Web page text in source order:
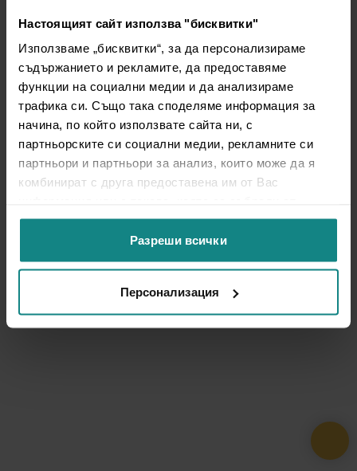
Настоящият сайт използва "бисквитки"
Използваме „бисквитки“, за да персонализираме
съдържанието и рекламите, да предоставяме
функции на социални медии и да анализираме
трафика си. Също така споделяме информация за
начина, по който използвате сайта ни, с
партньорските си социални медии, рекламните си
партньори и партньори за анализ, които може да я
комбинират с друга предоставена им от Вас
ползването от Ваша страна на услугите им.
Разреши всички
Персонализация